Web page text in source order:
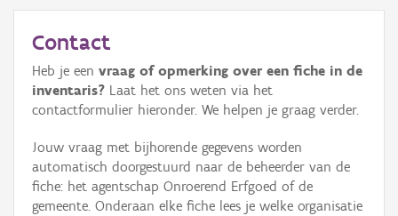
Erfgoedobject
Aanduidingsobject
Waarneming
Thema
Contact
Heb je een vraag of opmerking over een fiche in de
inventaris? Laat het ons weten via het
contactformulier hieronder. We helpen je graag verder.
Jouw vraag met bijhorende gegevens worden
automatisch doorgestuurd naar de beheerder van de
fiche: het agentschap Onroerend Erfgoed of de
gemeente. Onderaan elke fiche lees je welke organisatie